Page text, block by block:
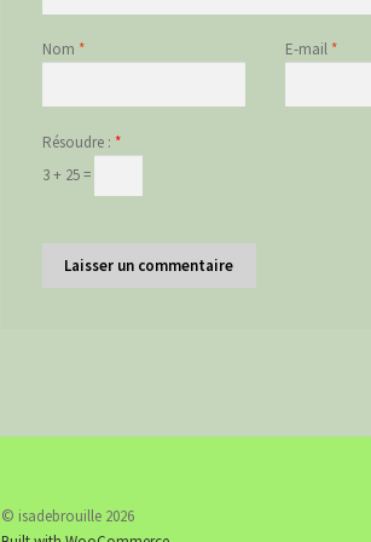
Nom * E-mail *
Résoudre : *
3 + 25 =
© isadebrouille 2026